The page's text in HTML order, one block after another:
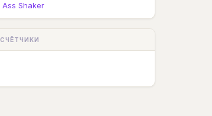
Ass Shaker
СЧЁТЧИКИ